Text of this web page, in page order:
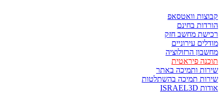
קבוצות וואטסאפ
הורדות בחינם
רכישת מחשב חזק
מודלים עירוניים
מחשבון הרזולוציה
תוכנה פיראטית
שירות ותמיכה באתר
שירות תמיכה בהשתלטות
אודות ISRAEL3D